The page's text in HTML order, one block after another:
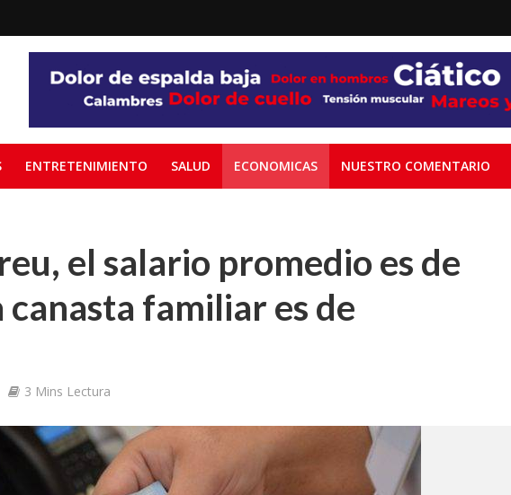
ENTRETENIMIENTO SALUD ECONOMICAS NUESTRO COMENTARIO
el salario promedio es de
familiar es de
3 Mins Lectura